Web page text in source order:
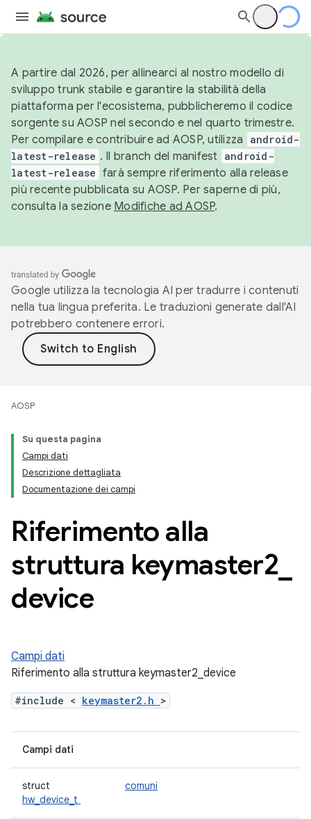
A partire dal 2026, per allinearci al nostro modello di
sviluppo trunk stabile e garantire la stabilità della
piattaforma per l'ecosistema, pubblicheremo il codice
sorgente su AOSP nel secondo e nel quarto trimestre.
Per compilare e contribuire ad AOSP, utilizza
android-
latest-release . Il branch del manifest android-
latest-release farà sempre riferimento alla release
più recente pubblicata su AOSP. Per saperne di più,
consulta la sezione Modifiche ad AOSP.
Google utilizza la tecnologia AI per tradurre i contenuti
nella tua lingua preferita. Le traduzioni generate dall'AI
potrebbero contenere errori.
AOSP
Su questa pagina
Campi dati
Descrizione dettagliata
Documentazione dei campi
Riferimento alla
struttura keymaster2
device
Campi dati
Riferimento alla struttura keymaster2_device
#include < keymaster2.h >
Campi dati
struct
hw_device_t
comuni